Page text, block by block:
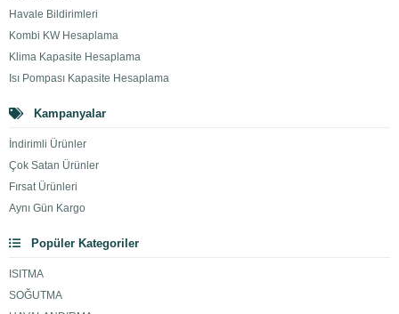
Havale Bildirimleri
Kombi KW Hesaplama
Klima Kapasite Hesaplama
Isı Pompası Kapasite Hesaplama
Kampanyalar
İndirimli Ürünler
Çok Satan Ürünler
Fırsat Ürünleri
Aynı Gün Kargo
Popüler Kategoriler
ISITMA
SOĞUTMA